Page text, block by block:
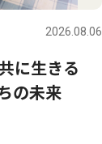
2026.08.06
に生きる
の未来